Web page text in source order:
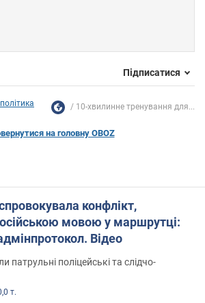
Підписатися
10-хвилинне тренування для...
на головну OBOZ
конфлікт,
мовою у маршрутці:
Відео
патрульні поліцейські та слідчо-
т.